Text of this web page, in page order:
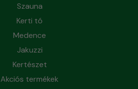
Szauna
Kerti tó
Medence
Jakuzzi
Kertészet
Akciós termékek